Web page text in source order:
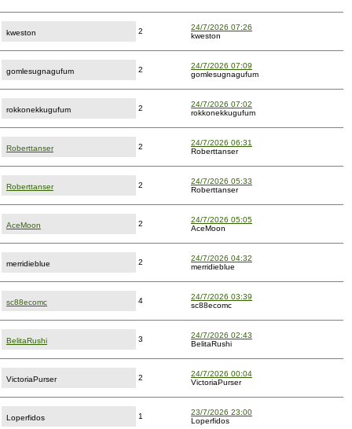
kweston 2
24/7/2026 07:26
kweston
gomlesugnagufum 2
24/7/2026 07:09
gomlesugnagufum
rokkonekkugufum 2
24/7/2026 07:02
rokkonekkugufum
Roberttanser 2
24/7/2026 06:31
Roberttanser
Roberttanser 2
24/7/2026 05:33
Roberttanser
AceMoon 2
24/7/2026 05:05
AceMoon
merridieblue 2
24/7/2026 04:32
merridieblue
sc88ecomc 4
24/7/2026 03:39
sc88ecomc
BelitaRushi 3
24/7/2026 02:43
BelitaRushi
VictoriaPurser 2
24/7/2026 00:04
VictoriaPurser
Loperfidos 1
23/7/2026 23:00
Loperfidos